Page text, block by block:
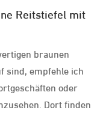
Reitstiefel mit
braunen
sind, empfehle ich
oder
Dort finden